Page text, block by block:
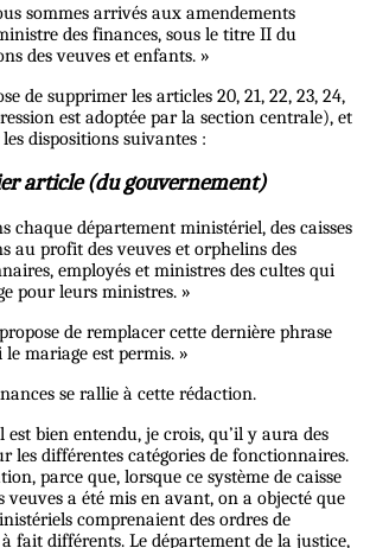
sommes arrivés aux amendements
des finances, sous le titre II du
des veuves et enfants. »
de supprimer les articles 20, 21, 22, 23, 24,
est adoptée par la section centrale), et
dispositions suivantes :
article (du gouvernement)
chaque département ministériel, des caisses
au profit des veuves et orphelins des
employés et ministres des cultes qui
pour leurs ministres. »
de remplacer cette dernière phrase
mariage est permis. »
se rallie à cette rédaction.
est bien entendu, je crois, qu’il y aura des
les différentes catégories de fonctionnaires.
parce que, lorsque ce système de caisse
veuves a été mis en avant, on a objecté que
comprenaient des ordres de
fait différents. Le département de la justice,